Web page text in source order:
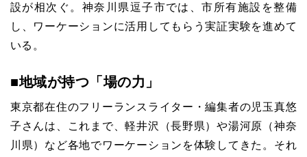
設が相次ぐ。神奈川県逗子市では、市所有施設を整備
し、ワーケーションに活用してもらう実証実験を進めて
いる。
■地域が持つ「場の力」
東京都在住のフリーランスライター・編集者の児玉真悠
子さんは、これまで、軽井沢（長野県）や湯河原（神奈
川県）など各地でワーケーションを体験してきた。それ